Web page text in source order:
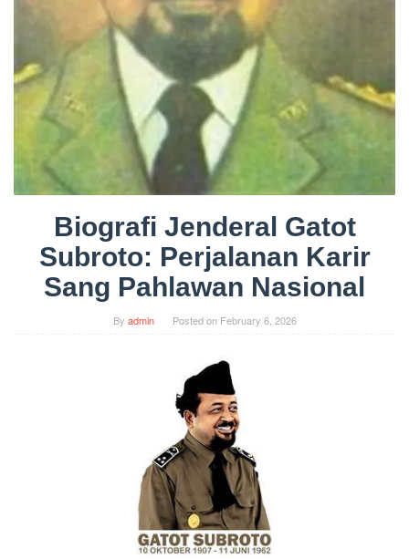
Biografi Jenderal Gatot
Subroto: Perjalanan Karir
Sang Pahlawan Nasional
By admin Posted on February 6, 2026